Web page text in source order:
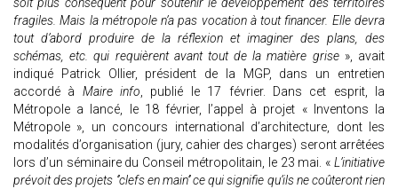
soit plus conséquent pour soutenir le développement des territoires
fragiles. Mais la métropole n’a pas vocation à tout financer. Elle devra
tout d’abord produire de la réflexion et imaginer des plans, des
schémas, etc. qui requièrent avant tout de la matière grise», avait
indiqué Patrick Ollier, président de la MGP, dans un entretien
accordé à Maire info, publié le 17 février. Dans cet esprit, la
Métropole a lancé, le 18 février, l’appel à projet « Inventons la
Métropole », un concours international d’architecture, dont les
modalités d’organisation (jury, cahier des charges) seront arrêtées
lors d’un séminaire du Conseil métropolitain, le 23 mai. « L’initiative
prévoit des projets ‘’clefs en main’’ ce qui signifie qu’ils ne coûteront rien